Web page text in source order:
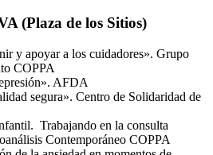
(Plaza de los Sitios)
y apoyar a los cuidadores». Grupo
COPPA
AFDA
segura». Centro de Solidaridad de
Trabajando en la consulta
Contemporáneo COPPA